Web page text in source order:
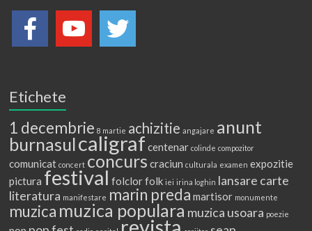
Etichete
1 decembrie 8 martie achizitie angajare anunt
burnasulcaligraf centenar colinde compozitor
comunicat concert concurs craciun culturala examen expozitie
pictura festival folclorfolk iei irina loghin lansare carte
literatura manifestare marin preda martisor monumente
muzica muzica populara muzica usoara poezie